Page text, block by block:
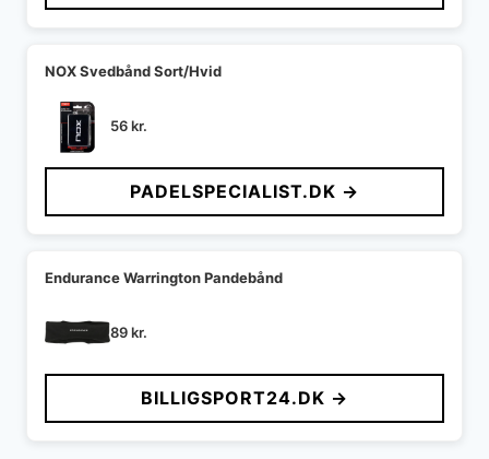
NOX Svedbånd Sort/Hvid
56kr.
PADELSPECIALIST.DK →
Endurance Warrington Pandebånd
89kr.
BILLIGSPORT24.DK →